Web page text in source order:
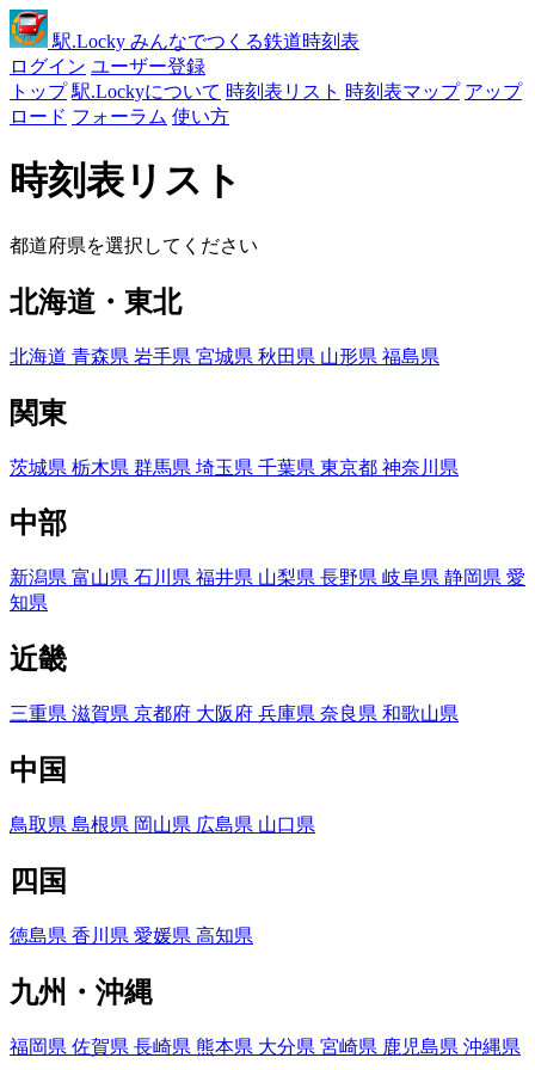
駅.Locky みんなでつくる鉄道時刻表
ログイン ユーザー登録
トップ 駅.Lockyについて 時刻表リスト 時刻表マップ アップ
ロード フォーラム 使い方
時刻表リスト
都道府県を選択してください
北海道・東北
北海道 青森県 岩手県 宮城県 秋田県 山形県 福島県
関東
茨城県 栃木県 群馬県 埼玉県 千葉県 東京都 神奈川県
中部
新潟県 富山県 石川県 福井県 山梨県 長野県 岐阜県 静岡県 愛
知県
近畿
三重県 滋賀県 京都府 大阪府 兵庫県 奈良県 和歌山県
中国
鳥取県 島根県 岡山県 広島県 山口県
四国
徳島県 香川県 愛媛県 高知県
九州・沖縄
福岡県 佐賀県 長崎県 熊本県 大分県 宮崎県 鹿児島県 沖縄県